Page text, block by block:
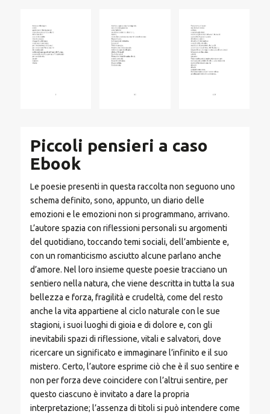
Piccoli pensieri a caso
Ebook
Le poesie presenti in questa raccolta non seguono uno
schema definito, sono, appunto, un diario delle
emozioni e le emozioni non si programmano, arrivano.
L’autore spazia con riflessioni personali su argomenti
del quotidiano, toccando temi sociali, dell’ambiente e,
con un romanticismo asciutto alcune parlano anche
d’amore. Nel loro insieme queste poesie tracciano un
sentiero nella natura, che viene descritta in tutta la sua
bellezza e forza, fragilità e crudeltà, come del resto
anche la vita appartiene al ciclo naturale con le sue
stagioni, i suoi luoghi di gioia e di dolore e, con gli
inevitabili spazi di riflessione, vitali e salvatori, dove
ricercare un significato e immaginare l’infinito e il suo
mistero. Certo, l’autore esprime ciò che è il suo sentire e
non per forza deve coincidere con l’altrui sentire, per
questo ciascuno è invitato a dare la propria
interpretazione; l’assenza di titoli si può intendere come